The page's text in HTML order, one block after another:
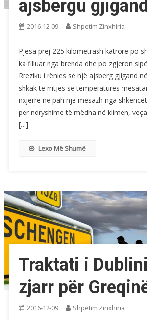
ajsbergu gjigand
2016-12-09 Shpetim Zinxhiria
Pjesa prej 225 kilometrash katrorë po
ka filluar nga brenda dhe po zgjeron
Rreziku i rënies së një ajsberg gjigand
shkak të rritjes së temperaturës
nxjerrë në pah një mesazh nga
për ndryshime të mëdha në klimën,
[…]
Lexo Më Shumë
Traktati i
zjarr për
2016-12-09 Shpetim Zinxhiria